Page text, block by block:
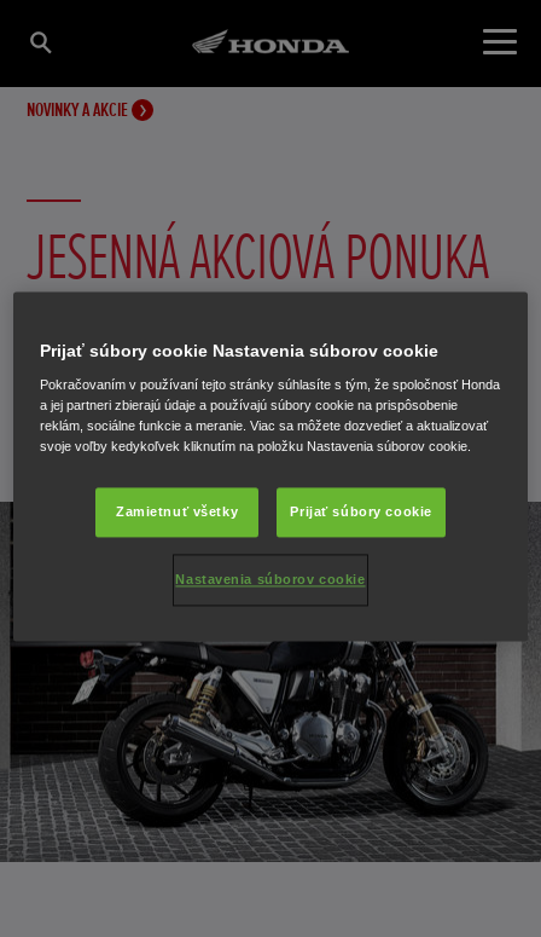
NOVINKY A AKCIE
JESENNÁ AKCIOVÁ PONUKA
MOTOCYKLOV HONDA
Nenechajte si ju újsť!
27. septembra 2017
Prijať súbory cookie Nastavenia súborov cookie
Pokračovaním v používaní tejto stránky súhlasíte s tým, že spoločnosť Honda
a jej partneri zbierajú údaje a používajú súbory cookie na prispôsobenie
reklám, sociálne funkcie a meranie. Viac sa môžete dozvedieť a aktualizovať
svoje voľby kedykoľvek kliknutím na položku Nastavenia súborov cookie.
Zamietnuť všetky Prijať súbory cookie
Nastavenia súborov cookie